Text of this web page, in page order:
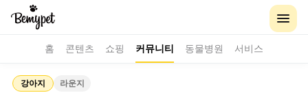
홈 콘텐츠 쇼핑 커뮤니티 동물병원 서비스
강아지 라운지